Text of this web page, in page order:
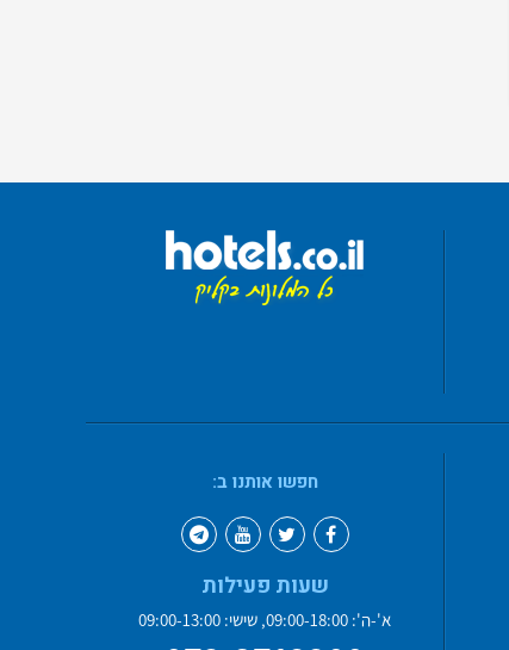
חפשו אותנו ב:
שעות פעילות
א'-ה': 09:00-18:00, שישי: 09:00-13:00